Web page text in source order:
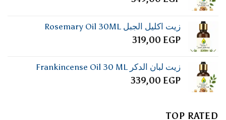
زيت اكليل الجبل Rosemary Oil 30ML
319,00 EGP
زيت لبان الدكر Frankincense Oil 30 ML
339,00 EGP
TOP RATED